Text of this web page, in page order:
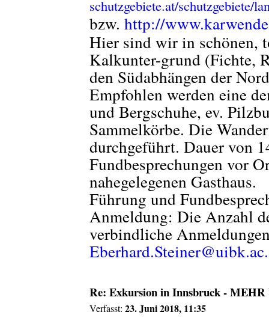
bzw.http://
Hier sind wir in schönen,
Kalkunter-grund (Fichte,
den Südabhängen der
Empfohlen werden eine
und Bergschuhe, ev.
Sammelkörbe. Die
durchgeführt. Dauer von
Fundbesprechungen vor
nahegelegenen Gasthaus.
Führung und
Anmeldung: Die Anzahl
verbindliche
Re: Exkursion in Innsbruck -
Verfasst:23. Juni 2018, 11:35